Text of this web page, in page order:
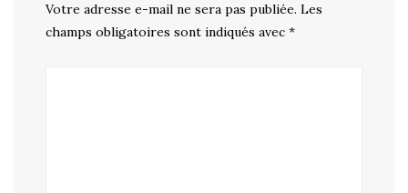
Votre adresse e-mail ne sera pas publiée. Les
champs obligatoires sont indiqués avec *